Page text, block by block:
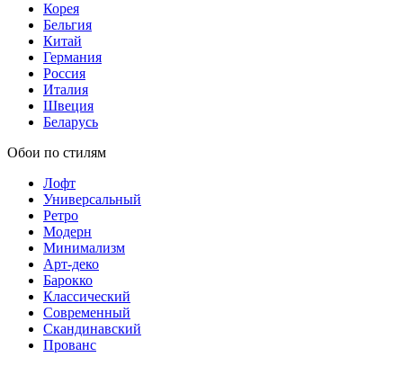
Корея
Бельгия
Китай
Германия
Россия
Италия
Швеция
Беларусь
Обои по стилям
Лофт
Универсальный
Ретро
Модерн
Минимализм
Арт-деко
Барокко
Классический
Современный
Скандинавский
Прованс